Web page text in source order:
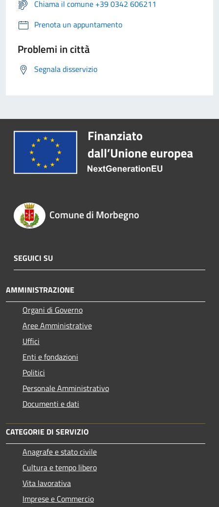
Chiama il comune +39 0342 606211
Prenota un appuntamento
Problemi in città
Segnala disservizio
Comune di Morbegno
SEGUICI SU
AMMINISTRAZIONE
Organi di Governo
Aree Amministrative
Uffici
Enti e fondazioni
Politici
Personale Amministrativo
Documenti e dati
CATEGORIE DI SERVIZIO
Anagrafe e stato civile
Cultura e tempo libero
Vita lavorativa
Imprese e Commercio